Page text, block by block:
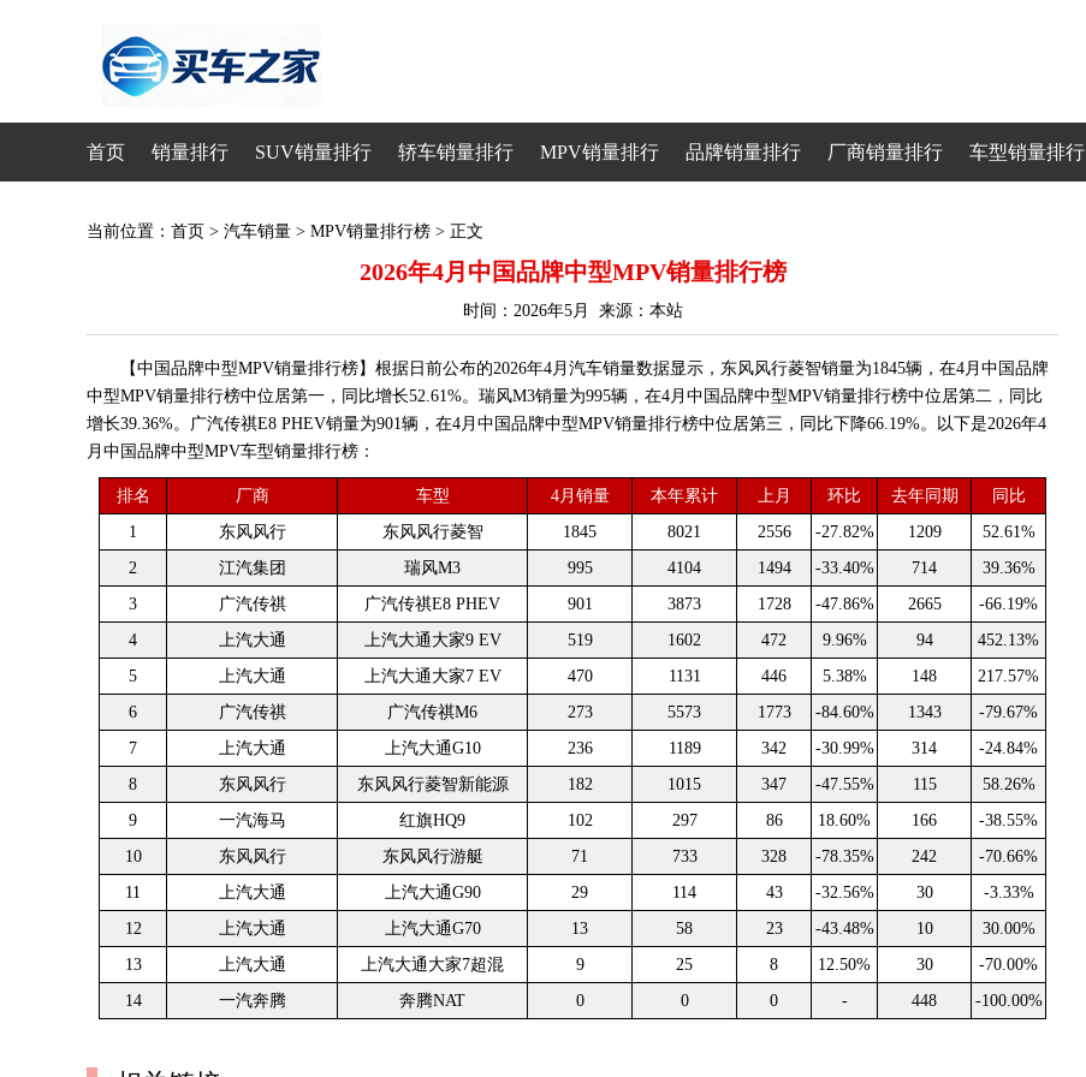
首页 销量排行 SUV销量排行 轿车销量排行 MPV销量排行 品牌销量排行 厂商销量排行 车型销量排行
当前位置： 首页 > 汽车销量 > MPV销量排行榜 > 正文
2026年4月中国品牌中型MPV销量排行榜
时间：2026年5月 来源：本站
【中国品牌中型MPV销量排行榜】根据日前公布的2026年4月汽车销量数据显示，东风风行菱智销量为1845辆，在4月中国品牌
中型MPV销量排行榜中位居第一，同比增长52.61%。瑞风M3销量为995辆，在4月中国品牌中型MPV销量排行榜中位居第二，同比
增长39.36%。广汽传祺E8 PHEV销量为901辆，在4月中国品牌中型MPV销量排行榜中位居第三，同比下降66.19%。以下是2026年4
月中国品牌中型MPV车型销量排行榜：
排名 厂商 车型 4月销量 本年累计 上月 环比 去年同期
同比
1
东风风行 东风风行菱智 1845 8021 2556 -27.82% 1209
52.61%
2
江汽集团 瑞风M3 995 4104 1494 -33.40% 714
39.36%
3
广汽传祺 广汽传祺E8 PHEV 901 3873 1728 -47.86% 2665
-66.19%
4
上汽大通 上汽大通大家9 EV 519 1602 472 9.96% 94
452.13%
5
上汽大通 上汽大通大家7 EV 470 1131 446 5.38% 148
217.57%
6
广汽传祺 广汽传祺M6 273 5573 1773 -84.60% 1343
-79.67%
7
上汽大通 上汽大通G10 236 1189 342 -30.99% 314
-24.84%
8
东风风行 东风风行菱智新能源 182 1015 347 -47.55% 115
58.26%
9
一汽海马 红旗HQ9 102 297 86 18.60% 166
-38.55%
10
东风风行 东风风行游艇 71 733 328 -78.35% 242
-70.66%
11
上汽大通 上汽大通G90 29 114 43 -32.56% 30
-3.33%
12
上汽大通 上汽大通G70 13 58 23 -43.48% 10
30.00%
13
上汽大通 上汽大通大家7超混 9 25 8 12.50% 30
-70.00%
14
一汽奔腾 奔腾NAT 0 0 0 - 448 -100.00%